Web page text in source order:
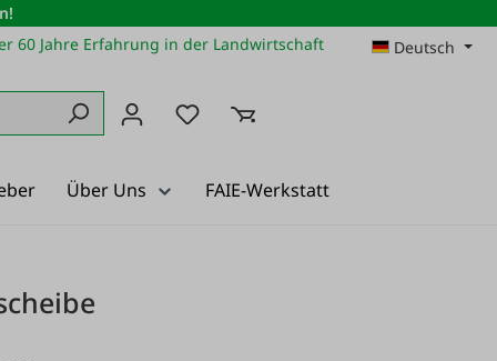
60 Jahre Erfahrung in der Landwirtschaft Deutsch
Du hast 0 Produkte auf dem
Über Uns FAIE-Werkstatt